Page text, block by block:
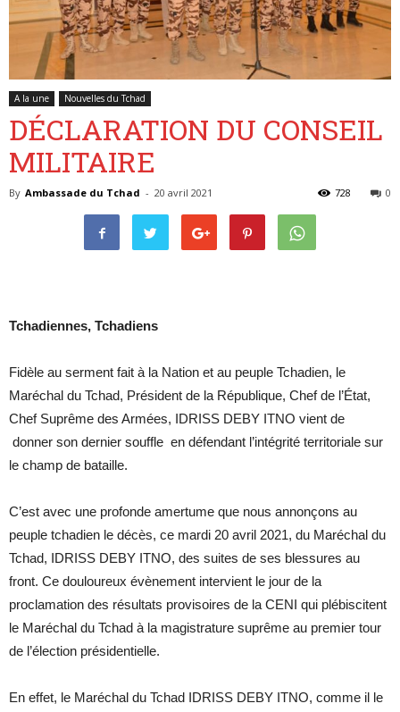
de
A la une Nouvelles du Tchad
DÉCLARATION DU CONSEIL
MILITAIRE
By Ambassade du Tchad - 20 avril 2021 0
728
Tchadiennes, Tchadiens
Fidèle au serment fait à la Nation et au peuple Tchadien, le
Maréchal du Tchad, Président de la République, Chef de l’État,
Chef Suprême des Armées, IDRISS DEBY ITNO vient de
donner son dernier souffle en défendant l’intégrité territoriale sur
le champ de bataille.
C’est avec une profonde amertume que nous annonçons au
peuple tchadien le décès, ce mardi 20 avril 2021, du Maréchal du
Tchad, IDRISS DEBY ITNO, des suites de ses blessures au
front. Ce douloureux évènement intervient le jour de la
proclamation des résultats provisoires de la CENI qui plébiscitent
le Maréchal du Tchad à la magistrature suprême au premier tour
de l’élection présidentielle.
En effet, le Maréchal du Tchad IDRISS DEBY ITNO, comme il le